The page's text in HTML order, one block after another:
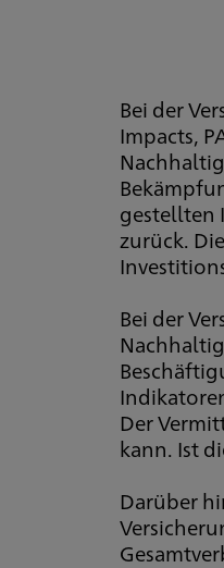
Bei der
Impacts,
gestellten
zurück.
Bei der
Der
kann. Ist
Darüber